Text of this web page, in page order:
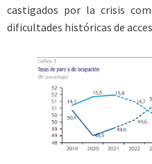
castigados por la crisis
dificultades históricas de